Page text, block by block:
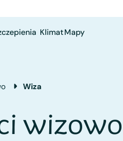
KlimatMapy
Wiza